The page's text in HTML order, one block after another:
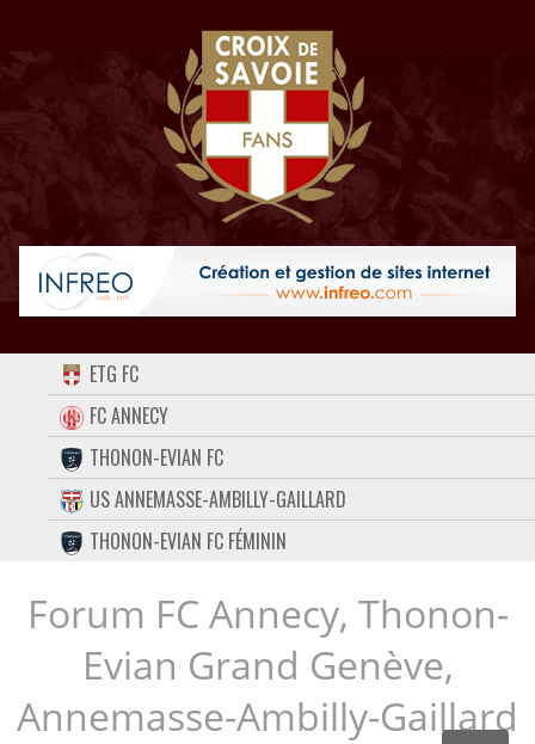
ACCUEIL
FORUM
CONTACT
FACEBOOK
TWITTER
INSTAGRAM
ETG FC
FC ANNECY
THONON-EVIAN FC
US ANNEMASSE-AMBILLY-GAILLARD
THONON-EVIAN FC FÉMININ
Forum FC Annecy, Thonon-
Evian Grand Genève,
Annemasse-Ambilly-Gaillard